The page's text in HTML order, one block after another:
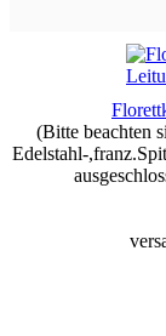
(Bitte beachten
Edelstahl-